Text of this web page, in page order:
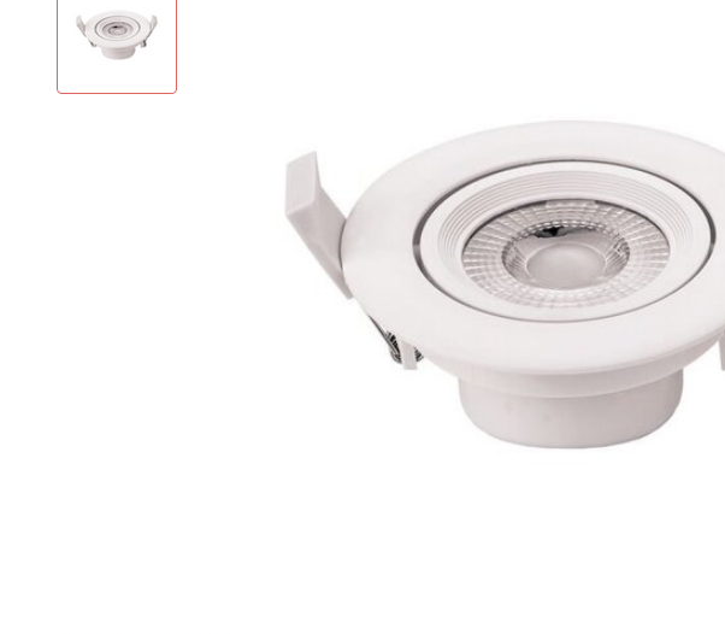
LED Armatur Komplet
LED Butiksbelysning
LED High Bay Industrilamper
LED Udendørsbelysning